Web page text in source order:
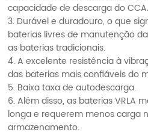
capacidade de descarga do CCA.
3. Durável e duradouro, o que
baterias livres de manutenção
as baterias tradicionais.
4. A excelente resistência à
das baterias mais confiáveis do
5. Baixa taxa de autodescarga.
6. Além disso, as baterias VRLA
longa e requerem menos carga
armazenamento.